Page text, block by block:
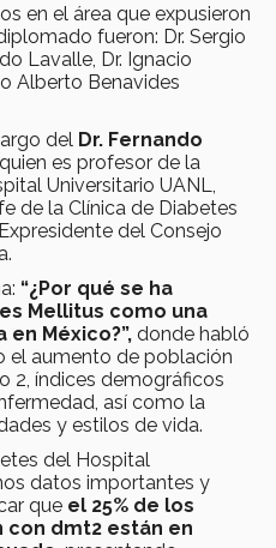
en el área que expusieron
fueron: Dr. Sergio
Lavalle, Dr. Ignacio
Alberto Benavides
del Dr. Fernando
es profesor de la
Universitario UANL,
de la Clínica de Diabetes
del Consejo
“¿Por qué se ha
Mellitus como una
México?”, donde habló
el aumento de población
2, índices demográficos
así como la
y estilos de vida.
del Hospital
datos importantes y
que el 25% de los
con dmt2 están en